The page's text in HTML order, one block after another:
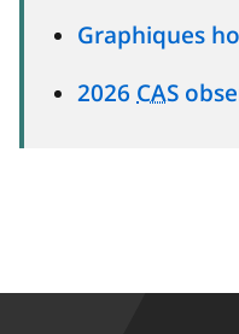
Graphiques
2026 CAS